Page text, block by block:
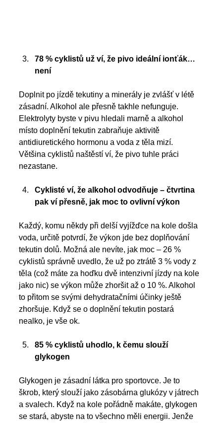
78 % cyklistů už ví, že pivo ideální ionťák…
není
Doplnit po jízdě tekutiny a minerály je zvlášť v létě
zásadní. Alkohol ale přesně takhle nefunguje.
Elektrolyty byste v pivu hledali marně a alkohol
místo doplnění tekutin zabraňuje aktivitě
antidiuretického hormonu a voda z těla mizí.
Většina cyklistů naštěstí ví, že pivo tuhle práci
nezastane.
Cyklisté ví, že alkohol odvodňuje – čtvrtina
pak ví přesně, jak moc to ovlivní výkon
Každý, komu někdy při delší vyjížďce na kole došla
voda, určitě potvrdí, že výkon jde bez doplňování
tekutin dolů. Možná ale nevíte, jak moc – 26 %
cyklistů správně uvedlo, že už po ztrátě 3 % vody z
těla (což máte za hoďku dvě intenzivní jízdy na kole
jako nic) se výkon může zhoršit až o 10 %. Alkohol
to přitom se svými dehydratačními účinky ještě
zhoršuje. Když se o doplnění tekutin postará
nealko, je vše ok.
85 % cyklistů uhodlo, k čemu slouží
glykogen
Glykogen je zásadní látka pro sportovce. Je to
škrob, který slouží jako zásobárna glukózy v játrech
a svalech. Když na kole pořádně makáte, glykogen
se stará, abyste na to všechno měli energii. Jenže